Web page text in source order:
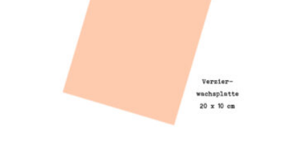
Aufbewahrung
Angebote im SALE
Mein Konto